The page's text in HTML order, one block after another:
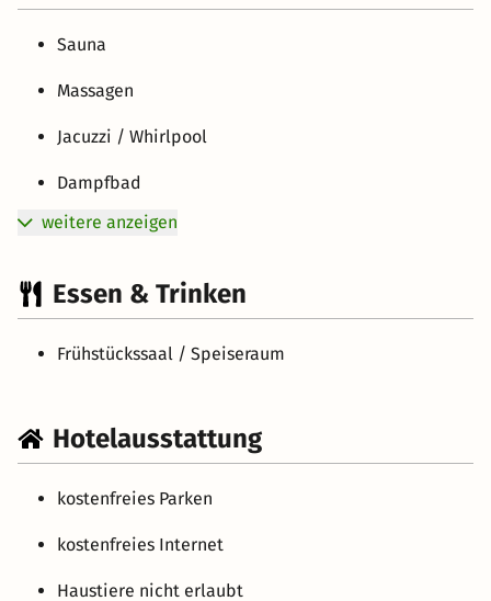
Sauna
Massagen
Jacuzzi / Whirlpool
Dampfbad
weitere anzeigen
Essen & Trinken
Frühstückssaal / Speiseraum
Hotelausstattung
kostenfreies Parken
kostenfreies Internet
Haustiere nicht erlaubt